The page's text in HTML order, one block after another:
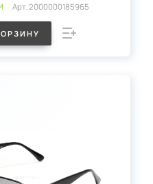
Арт.2000000185965